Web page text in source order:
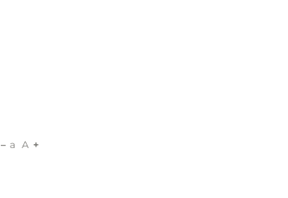
a A